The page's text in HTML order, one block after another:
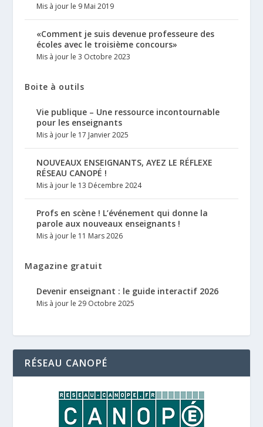
Mis à jour le 9 Mai 2019
«Comment je suis devenue professeure des
écoles avec le troisième concours»
Mis à jour le 3 Octobre 2023
Boite à outils
Vie publique – Une ressource incontournable
pour les enseignants
Mis à jour le 17 Janvier 2025
NOUVEAUX ENSEIGNANTS, AYEZ LE RÉFLEXE
RÉSEAU CANOPÉ !
Mis à jour le 13 Décembre 2024
Profs en scène ! L’événement qui donne la
parole aux nouveaux enseignants !
Mis à jour le 11 Mars 2026
Magazine gratuit
Devenir enseignant : le guide interactif 2026
Mis à jour le 29 Octobre 2025
RÉSEAU CANOPÉ